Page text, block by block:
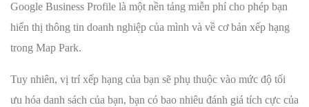
Google Business Profile là một nền tảng miễn phí cho phép bạn
hiển thị thông tin doanh nghiệp của mình và về cơ bản xếp hạng
trong Map Park.
Tuy nhiên, vị trí xếp hạng của bạn sẽ phụ thuộc vào mức độ tối
ưu hóa danh sách của bạn, bạn có bao nhiêu đánh giá tích cực của